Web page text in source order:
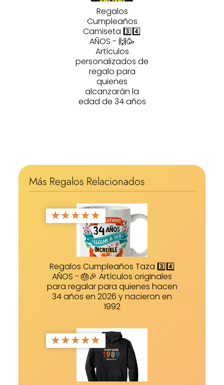
Regalos
Cumpleaños
Camiseta 3️⃣4️⃣
AÑOS - 🙌🥳
Artículos
personalizados de
regalo para
quienes
alcanzarán la
edad de 34 años
Más Regalos Relacionados
★★★★★
Regalos Cumpleaños Taza 3️⃣4️⃣
AÑOS - 🎂🎉 Artículos originales
para regalar para quienes hacen
34 años en 2026 y nacieron en
1992
★★★★★